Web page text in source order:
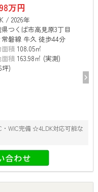
万円
/ 2026年
つくば市高見原3丁目
常磐線 牛久 徒歩44分
積 108.05㎡
面積 163.98㎡ (実測)
坪)
WIC完備 ☆4LDK対応可能な